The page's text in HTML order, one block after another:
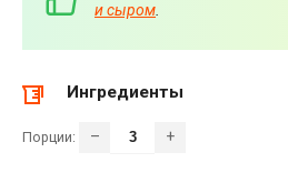
и сыром.
Ингредиенты
Порции: – +